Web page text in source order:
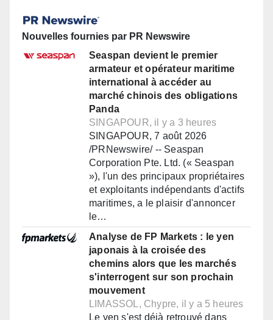
Nouvelles fournies par PR Newswire
Seaspan devient le premier
armateur et opérateur maritime
international à accéder au
marché chinois des obligations
Panda
SINGAPOUR, il y a 3 heures
SINGAPOUR, 7 août 2026
/PRNewswire/ -- Seaspan
Corporation Pte. Ltd. (« Seaspan
»), l'un des principaux propriétaires
et exploitants indépendants d'actifs
maritimes, a le plaisir d'annoncer
le…
Analyse de FP Markets : le yen
japonais à la croisée des
chemins alors que les marchés
s'interrogent sur son prochain
mouvement
LIMASSOL, Chypre, il y a 5 heures
Le yen s'est déjà retrouvé dans